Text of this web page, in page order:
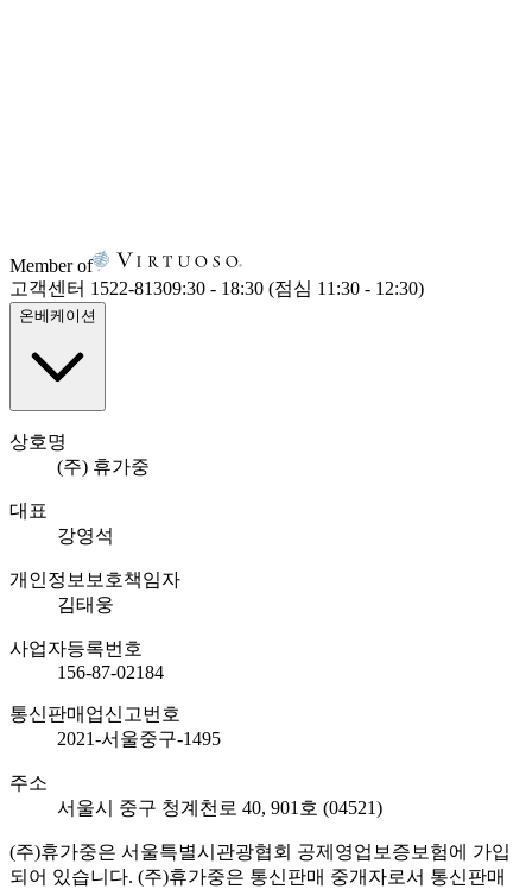
Member of
고객센터 1522-81309:30 - 18:30 (점심 11:30 - 12:30)
온베케이션
상호명
(주) 휴가중
대표
강영석
개인정보보호책임자
김태웅
사업자등록번호
156-87-02184
통신판매업신고번호
2021-서울중구-1495
주소
서울시 중구 청계천로 40, 901호 (04521)
(주)휴가중은 서울특별시관광협회 공제영업보증보험에 가입
되어 있습니다. (주)휴가중은 통신판매 중개자로서 통신판매